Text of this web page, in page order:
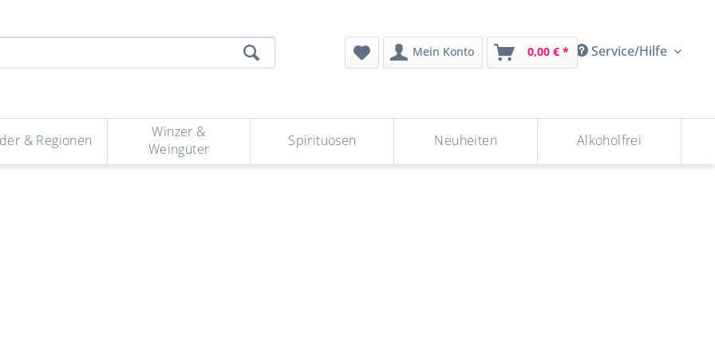
Service/Hilfe
Mein Konto 0,00 € *
& Regionen
Winzer &
Weingüter
Spirituosen Neuheiten Alkoholfrei